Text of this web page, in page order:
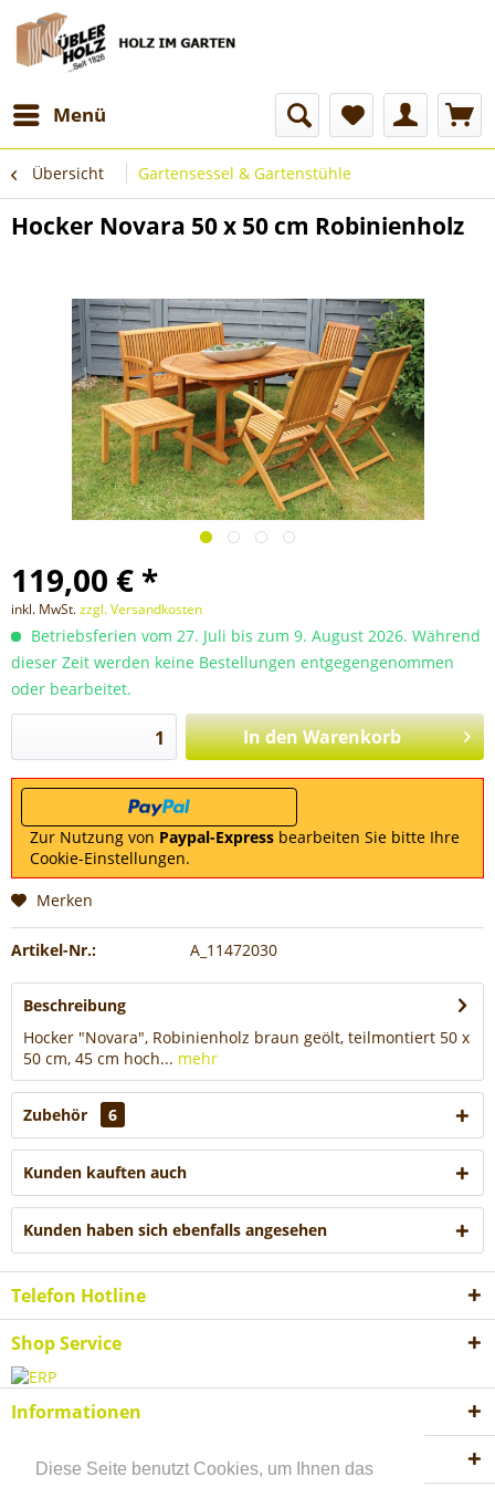
Diese Seite benutzt Cookies, um Ihnen das
Menü
Übersicht Gartensessel & Gartenstühle
Hocker Novara 50 x 50 cm Robinienholz
119,00 € *
inkl. MwSt.zzgl. Versandkosten
Betriebsferien vom 27. Juli bis zum 9. August 2026. Während
dieser Zeit werden keine Bestellungen entgegengenommen
oder bearbeitet.
In denWarenkorb
Zur Nutzung von Paypal-Express bearbeiten Sie bitte Ihre
Cookie-Einstellungen.
Merken
Artikel-Nr.: A_11472030
Beschreibung
Hocker "Novara", Robinienholz braun geölt, teilmontiert 50 x
50 cm, 45 cm hoch... mehr
Zubehör 6
Kunden kauften auch
Kunden haben sich ebenfalls angesehen
Telefon Hotline
Shop Service
Informationen
Akzeptierte Zahlungsweisen